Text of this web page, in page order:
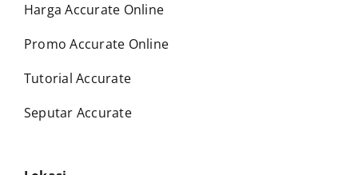
Harga Accurate Online
Promo Accurate Online
Tutorial Accurate
Seputar Accurate